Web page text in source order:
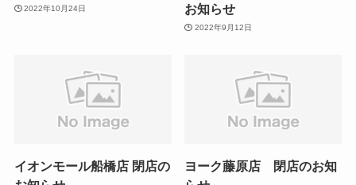
2022年10月24日
お知らせ
2022年9月12日
イオンモール船橋店 閉店の
ヨーク藤原店 閉店のお知